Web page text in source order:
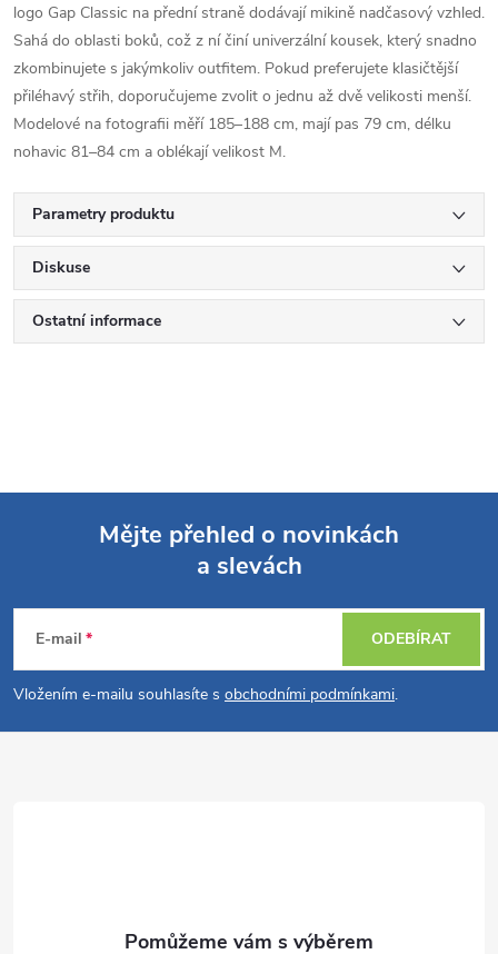
logo Gap Classic na přední straně dodávají mikině nadčasový vzhled.
Sahá do oblasti boků, což z ní činí univerzální kousek, který snadno
zkombinujete s jakýmkoliv outfitem. Pokud preferujete klasičtější
přiléhavý střih, doporučujeme zvolit o jednu až dvě velikosti menší.
Modelové na fotografii měří 185–188 cm, mají pas 79 cm, délku
nohavic 81–84 cm a oblékají velikost M.
Parametry produktu
Diskuse
Ostatní informace
p
a
Mějte přehled o novinkách
a slevách
E-mail
Vložením e-mailu souhlasíte s obchodními podmínkami.
ODEBÍRAT